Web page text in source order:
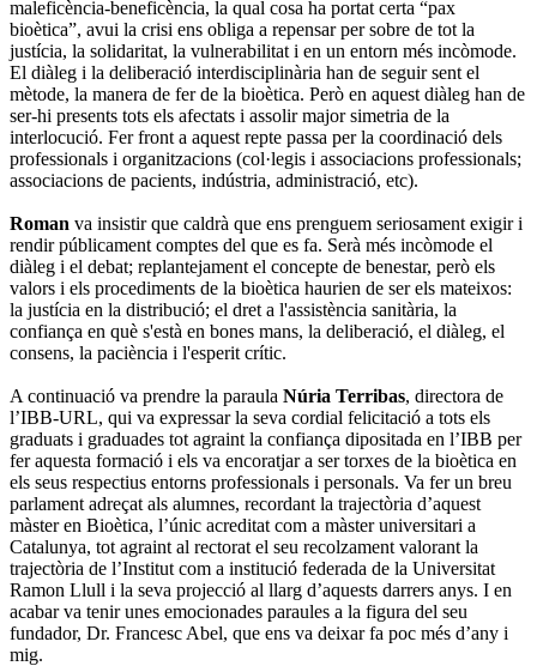
maleficència-beneficència, la qual cosa ha portat certa “pax
bioètica”, avui la crisi ens obliga a repensar per sobre de tot la
justícia, la solidaritat, la vulnerabilitat i en un entorn més incòmode.
El diàleg i la deliberació interdisciplinària han de seguir sent el
mètode, la manera de fer de la bioètica. Però en aquest diàleg han de
ser-hi presents tots els afectats i assolir major simetria de la
interlocució. Fer front a aquest repte passa per la coordinació dels
professionals i organitzacions (col·legis i associacions professionals;
associacions de pacients, indústria, administració, etc).
Roman va insistir que caldrà que ens prenguem seriosament exigir i
rendir públicament comptes del que es fa. Serà més incòmode el
diàleg i el debat; replantejament el concepte de benestar, però els
valors i els procediments de la bioètica haurien de ser els mateixos:
la justícia en la distribució; el dret a l'assistència sanitària, la
confiança en què s'està en bones mans, la deliberació, el diàleg, el
consens, la paciència i l'esperit crític.
A continuació va prendre la paraula Núria Terribas, directora de
l’IBB-URL, qui va expressar la seva cordial felicitació a tots els
graduats i graduades tot agraint la confiança dipositada en l’IBB per
fer aquesta formació i els va encoratjar a ser torxes de la bioètica en
els seus respectius entorns professionals i personals. Va fer un breu
parlament adreçat als alumnes, recordant la trajectòria d’aquest
màster en Bioètica, l’únic acreditat com a màster universitari a
Catalunya, tot agraint al rectorat el seu recolzament valorant la
trajectòria de l’Institut com a institució federada de la Universitat
Ramon Llull i la seva projecció al llarg d’aquests darrers anys. I en
acabar va tenir unes emocionades paraules a la figura del seu
fundador, Dr. Francesc Abel, que ens va deixar fa poc més d’any i
mig.